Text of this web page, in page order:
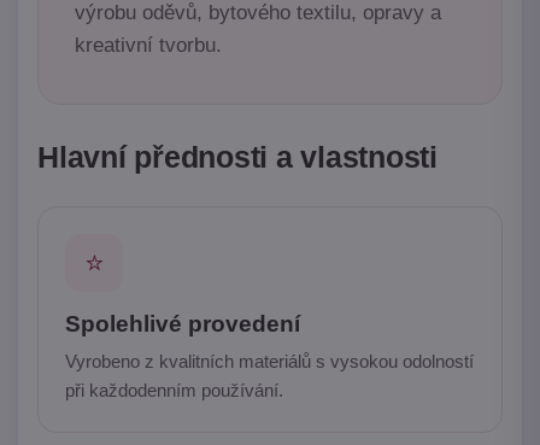
výrobu oděvů, bytového textilu, opravy a
kreativní tvorbu.
Hlavní přednosti a vlastnosti
⭐
Spolehlivé provedení
Vyrobeno z kvalitních materiálů s vysokou odolností
při každodenním používání.